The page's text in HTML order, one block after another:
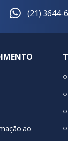
(21) 3644-
ao